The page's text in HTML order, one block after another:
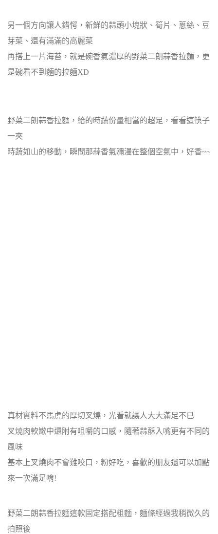
另一個方向讓人錯愕，新鮮的蒜頭小塊狀、筍片、蔥絲、豆
芽菜、還有滿滿的高麗菜
再搭上一片海苔，就是碗香氣濃厚的野菜二朗蒜香拉麵，更
是碗看不到麵的拉麵XD
野菜二朗蒜香拉麵，給的時蔬份量相當的超足，看看這筷子
一夾
時蔬如山的移動，瞬間那蒜香氣瀰漫在整個空氣中，好香~~
真材實料不馬虎的厚切叉燒，光看就讓人大大滿足不已
叉燒肉軟嫩中還附有咀嚼的口感，隨著蒜酥入嘴更有不同的
風味
基本上叉燒肉不會難咬口，粉好吃，喜歡的朋友還可以加點
來一次滿足唷!
野菜二朗蒜香拉麵這款固定搭配粗麵，麵條經過我稍微久的
拍照後